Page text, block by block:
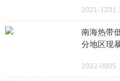
2021-1231
南海热带
分地区现
2022-0805